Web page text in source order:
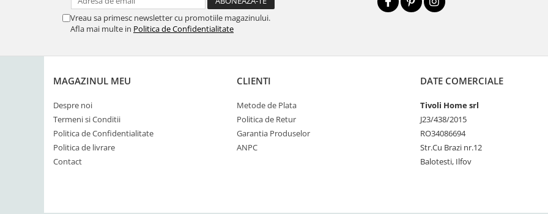
Vreau sa primesc newsletter cu promotiile magazinului.
Afla mai multe in Politica de Confidentialitate
MAGAZINUL MEU
Despre noi
Termeni si Conditii
Politica de Confidentialitate
Politica de livrare
Contact
CLIENTI
Metode de Plata
Politica de Retur
Garantia Produselor
ANPC
DATE COMERCIALE
Tivoli Home srl
J23/438/2015
RO34086694
Str.Cu Brazi nr.12
Balotesti, Ilfov